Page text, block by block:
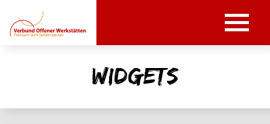
widgets